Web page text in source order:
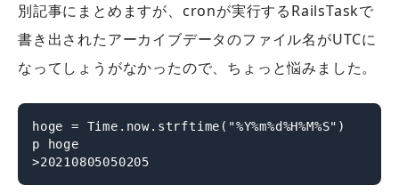
別記事にまとめますが、cronが実行するRailsTaskで
書き出されたアーカイブデータのファイル名がUTCに
なってしょうがなかったので、ちょっと悩みました。
hoge = Time.now.strftime("%Y%m%d%H%M%S")
p hoge
>20210805050205